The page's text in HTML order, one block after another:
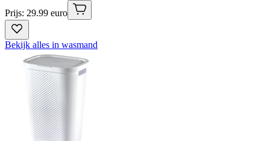
Prijs: 29.99 euro
Bekijk alles in wasmand